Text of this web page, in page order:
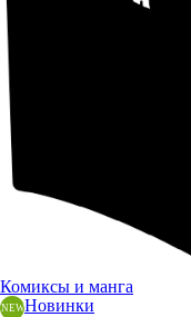
Комиксы и манга
Новинки